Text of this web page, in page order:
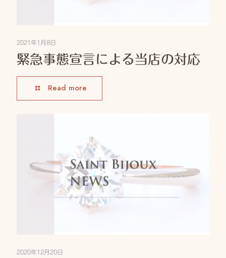
2021年1月8日
緊急事態宣言による当店の対応
Read more
2020年12月20日